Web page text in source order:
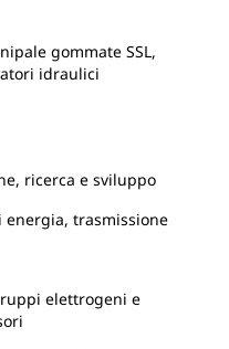
gommate SSL,
idraulici
ricerca e sviluppo
energia, trasmissione
elettrogeni e